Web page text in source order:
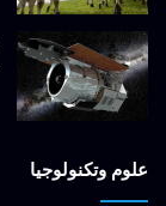
علوم وتكنولوجيا